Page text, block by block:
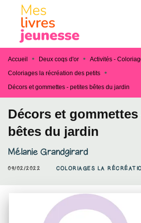
MENU
PIED DE PAGE
Accueil • Deux coqs d'or • Activités -
Coloriages la récréation des petits •
Décors et gommettes - petites bêtes du jardin
Décors et
bêtes du jardin
Mélanie Grandgirard
09/02/2022 COLORIAGES LA